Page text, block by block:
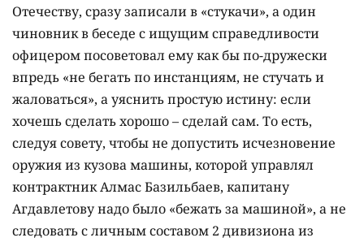
Отечеству, сразу записали в «стукачи», а один
чиновник в беседе с ищущим справедливости
офицером посоветовал ему как бы по-дружески
впредь «не бегать по инстанциям, не стучать и
жаловаться», а уяснить простую истину: если
хочешь сделать хорошо – сделай сам. То есть,
следуя совету, чтобы не допустить исчезновение
оружия из кузова машины, которой управлял
контрактник Алмас Базильбаев, капитану
Агдавлетову надо было «бежать за машиной», а не
следовать с личным составом 2 дивизиона из